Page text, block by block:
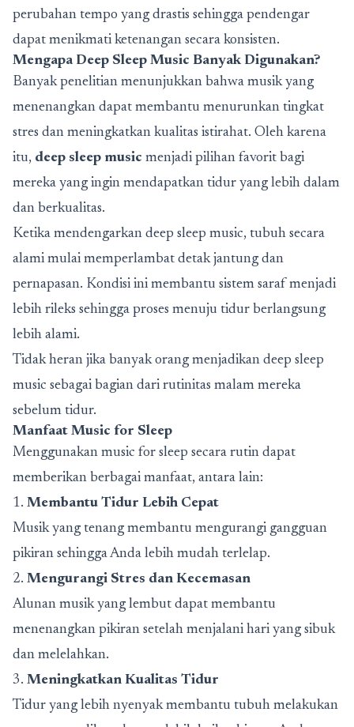
perubahan tempo yang drastis sehingga pendengar
dapat menikmati ketenangan secara konsisten.
Mengapa Deep Sleep Music Banyak Digunakan?
Banyak penelitian menunjukkan bahwa musik yang
menenangkan dapat membantu menurunkan tingkat
stres dan meningkatkan kualitas istirahat. Oleh karena
itu, deep sleep music menjadi pilihan favorit bagi
mereka yang ingin mendapatkan tidur yang lebih dalam
dan berkualitas.
Ketika mendengarkan deep sleep music, tubuh secara
alami mulai memperlambat detak jantung dan
pernapasan. Kondisi ini membantu sistem saraf menjadi
lebih rileks sehingga proses menuju tidur berlangsung
lebih alami.
Tidak heran jika banyak orang menjadikan deep sleep
music sebagai bagian dari rutinitas malam mereka
sebelum tidur.
Manfaat Music for Sleep
Menggunakan music for sleep secara rutin dapat
memberikan berbagai manfaat, antara lain:
1. Membantu Tidur Lebih Cepat
Musik yang tenang membantu mengurangi gangguan
pikiran sehingga Anda lebih mudah terlelap.
2. Mengurangi Stres dan Kecemasan
Alunan musik yang lembut dapat membantu
menenangkan pikiran setelah menjalani hari yang sibuk
dan melelahkan.
3. Meningkatkan Kualitas Tidur
Tidur yang lebih nyenyak membantu tubuh melakukan